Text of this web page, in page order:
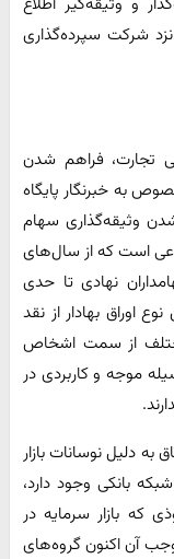
شرکت سپرده‌گذاری
تجارت، فراهم شدن
به خبرنگار پایگاه
وثیقه‌گذاری سهام
است که از سال‌های
نهادی تا حدی
اوراق بهادار از نقد
مختلف از سمت اشخاص
موجه و کاربردی در
دلیل نوسانات بازار
بانکی وجود دارد،
که بازار سرمایه در
آن اکنون گروه‌های